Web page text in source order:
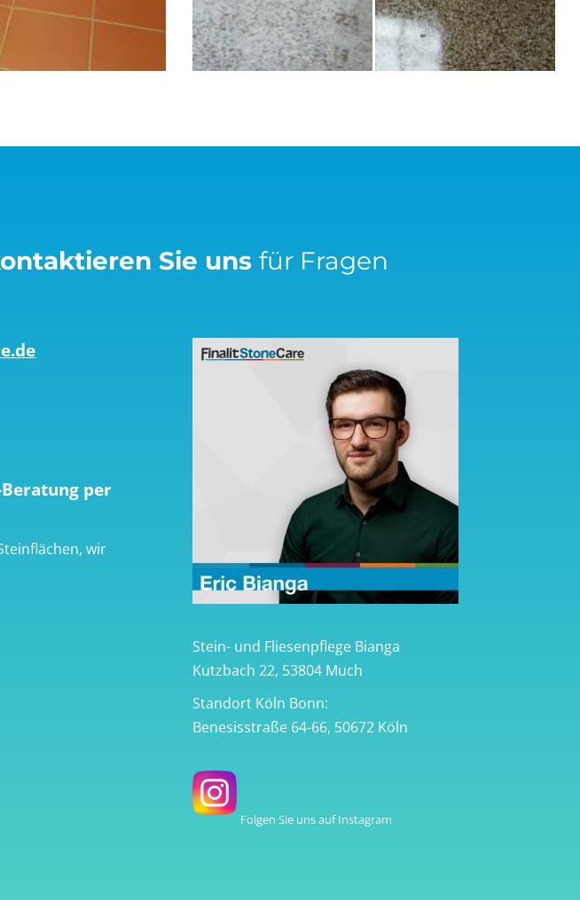
Sie uns für Fragen
per
wir
Stein- und Fliesenpflege Bianga
Kutzbach 22, 53804 Much
Standort Köln Bonn:
Benesisstraße 64-66, 50672 Köln
Folgen Sie uns auf Instagram